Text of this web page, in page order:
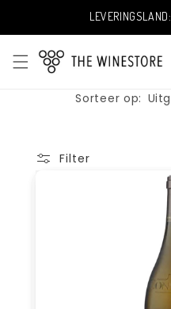
content
LEVERINGSLAND:
L
a
n
d
r
o
Sorteer op:
Filter